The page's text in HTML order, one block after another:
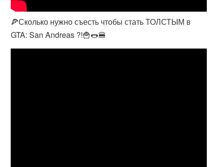
🍕Сколько нужно съесть чтобы стать ТОЛСТЫМ в
GTA: San Andreas ?!🍟🌭🍔